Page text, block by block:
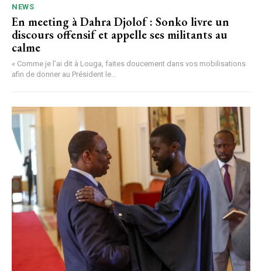
NEWS
En meeting à Dahra Djolof : Sonko livre un
discours offensif et appelle ses militants au
calme
« Comme je l’ai dit à Louga, faites doucement dans vos mobilisations
afin de donner au Président le...